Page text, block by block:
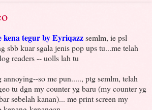
kena tegur by Eyriqazzsemlm, ie psl
sbb kuar sgala jenis pop ups tu...me telah
readers -- uolls lah tu
annoying--so me pun....., ptg semlm, telah
tu dgn my counter yg baru (my counter yg
sebelah kanan)... me print screen my